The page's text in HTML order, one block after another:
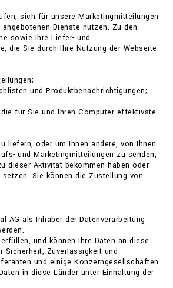
sich für unsere Marketingmitteilungen
Dienste nutzen. Zu den
sowie Ihre Liefer- und
die Sie durch Ihre Nutzung der Webseite
und Produktbenachrichtigungen;
für Sie und Ihren Computer effektivste
liefern, oder um Ihnen andere, von Ihnen
und Marketingmitteilungen zu senden,
dieser Aktivität bekommen haben oder
Sie können die Zustellung von
AG als Inhaber der Datenverarbeitung
und können Ihre Daten an diese
Sicherheit, Zuverlässigkeit und
und einige Konzerngesellschaften
in diese Länder unter Einhaltung der